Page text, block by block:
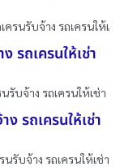
รนรับจ้าง รถเครนให้เ
รถเครนให้เช่า
รับจ้าง รถเครนให้เช่า
รถเครนให้เช่า
รับจ้าง รถเครนให้เช่า